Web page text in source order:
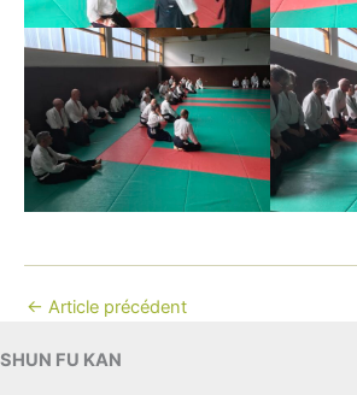
← Article précédent
SHUN FU KAN